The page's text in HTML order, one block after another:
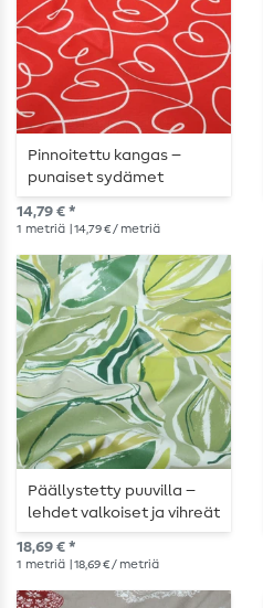
Pinnoitettu kangas –
punaiset sydämet
14,79 € *
1 metriä | 14,79 € / metriä
Päällystetty puuvilla –
lehdet valkoiset ja vihreät
18,69 € *
1 metriä | 18,69 € / metriä